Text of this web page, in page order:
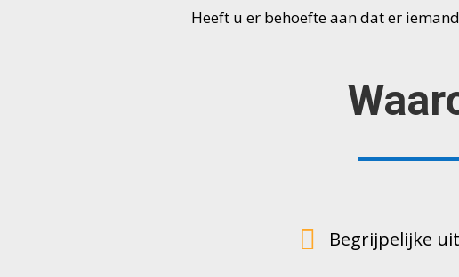
Heeft u er behoefte aan dat er
 Begrijpelijke